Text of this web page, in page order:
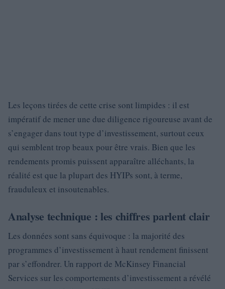
Les leçons tirées de cette crise sont limpides : il est
impératif de mener une due diligence rigoureuse avant de
s’engager dans tout type d’investissement, surtout ceux
qui semblent trop beaux pour être vrais. Bien que les
rendements promis puissent apparaître alléchants, la
réalité est que la plupart des HYIPs sont, à terme,
frauduleux et insoutenables.
Analyse technique : les chiffres parlent clair
Les données sont sans équivoque : la majorité des
programmes d’investissement à haut rendement finissent
par s’effondrer. Un rapport de McKinsey Financial
Services sur les comportements d’investissement a révélé